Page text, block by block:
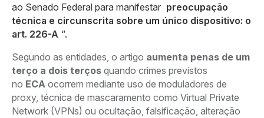
ao Senado Federal para manifestar preocupação
técnica e circunscrita sobre um único dispositivo: o
art. 226-A “.
Segundo as entidades, o artigo aumenta penas de um
terço a dois terços quando crimes previstos
no ECA ocorrem mediante uso de moduladores de
proxy, técnica de mascaramento como Virtual Private
Network (VPNs) ou ocultação, falsificação, alteração